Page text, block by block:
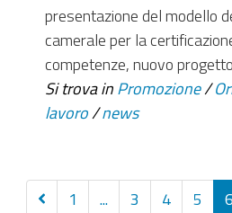
presentazione del modello
camerale per la
competenze, nuovo progetto
Si trova in Promozione /
lavoro /news
Precedenti
1 3 4 5 6